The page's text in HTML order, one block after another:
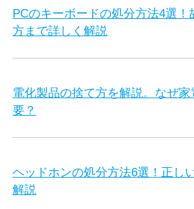
PCのキーボードの処分方法4選
方まで詳しく解説
電化製品の捨て方を解説。なぜ
要？
ヘッドホンの処分方法6選！正し
解説